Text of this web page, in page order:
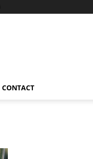
CONTACT